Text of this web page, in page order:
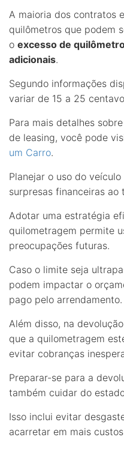
A maioria dos contratos
quilômetros que podem
o excesso de
adicionais.
Segundo informações
variar de 15 a 25
Para mais detalhes
de leasing, você pode
um Carro.
Planejar o uso do
surpresas financeiras ao
Adotar uma estratégia
quilometragem permite
preocupações futuras.
Caso o limite seja
podem impactar o
pago pelo arrendamento.
Além disso, na
que a quilometragem
evitar cobranças
Preparar-se para a
também cuidar do
Isso inclui evitar
acarretar em mais